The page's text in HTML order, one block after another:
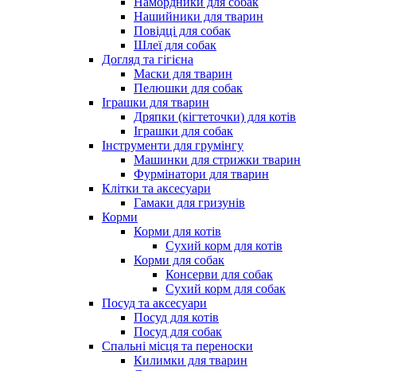
Нашийники для тварин
Повідці для собак
Шлеї для собак
Догляд та гігієна
Маски для тварин
Пелюшки для собак
Іграшки для тварин
Дряпки (кігтеточки) для котів
Іграшки для собак
Інструменти для грумінгу
Машинки для стрижки тварин
Фурмінатори для тварин
Клітки та аксесуари
Гамаки для гризунів
Корми
Корми для котів
Сухий корм для котів
Корми для собак
Консерви для собак
Сухий корм для собак
Посуд та аксесуари
Посуд для котів
Посуд для собак
Спальні місця та переноски
Килимки для тварин